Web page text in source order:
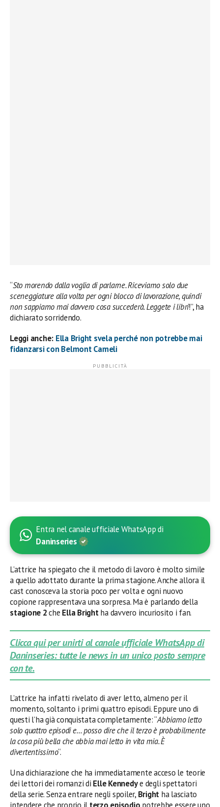
“Sto morendo dalla voglia di parlarne. Riceviamo solo due
sceneggiature alla volta per ogni blocco di lavorazione, quindi
non sappiamo mai davvero cosa succederà. Leggete i libri!”, ha
dichiarato sorridendo.
Leggi anche: Ella Bright svela perché non potrebbe mai
fidanzarsi con Belmont Cameli
Entra nel canale ufficiale WhatsApp di
Daninseries
L’attrice ha spiegato che il metodo di lavoro è molto simile
a quello adottato durante la prima stagione. Anche allora il
cast conosceva la storia poco per volta e ogni nuovo
copione rappresentava una sorpresa. Ma è parlando della
stagione 2che Ella Brightha davvero incuriosito i fan.
Clicca qui per unirti al canale ufficiale WhatsApp di
Daninseries: tutte le news in un unico posto sempre
con te.
L’attrice ha infatti rivelato di aver letto, almeno per il
momento, soltanto i primi quattro episodi. Eppure uno di
questi l’ha già conquistata completamente: “Abbiamo letto
solo quattro episodi e… posso dire che il terzo è probabilmente
la cosa più bella che abbia mai letto in vita mia. È
divertentissimo“.
Una dichiarazione che ha immediatamente acceso le teorie
dei lettori dei romanzi di Elle Kennedye degli spettatori
della serie. Senza entrare negli spoiler, Bright ha lasciato
intendere che proprio il terzo episodio potrebbe essere uno